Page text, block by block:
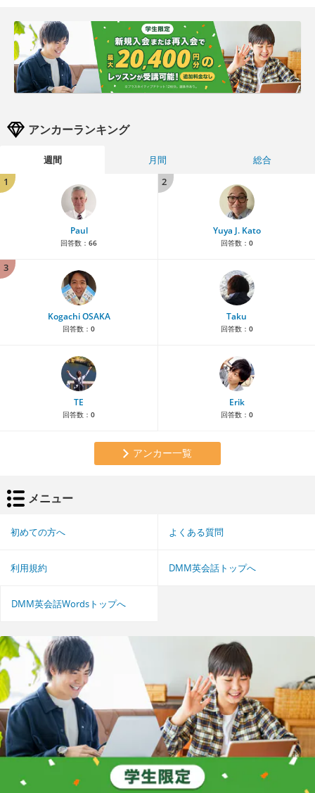
アンカーランキング
週間 月間
総合
1
Paul
回答数： 66
2
Yuya J. Kato
回答数： 0
3
Kogachi OSAKA
回答数： 0
Taku
回答数： 0
TE
回答数： 0
Erik
回答数： 0
アンカー一覧
メニュー
初めての方へ よくある質問
利用規約 DMM英会話トップへ
DMM英会話Wordsトップへ